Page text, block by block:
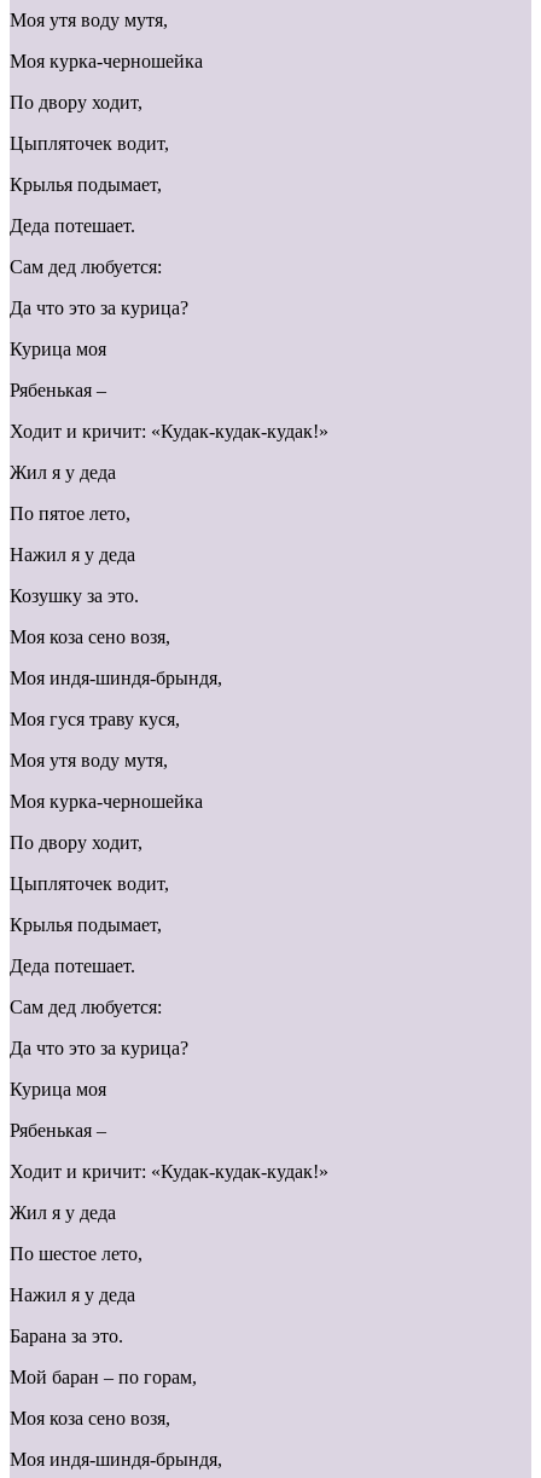
Моя утя воду мутя,
Моя курка-черношейка
По двору ходит,
Цыпляточек водит,
Крылья подымает,
Деда потешает.
Сам дед любуется:
Да что это за курица?
Курица моя
Рябенькая –
Ходит и кричит: «Кудак-кудак-кудак!»
Жил я у деда
По пятое лето,
Нажил я у деда
Козушку за это.
Моя коза сено возя,
Моя индя-шиндя-брындя,
Моя гуся траву куся,
Моя утя воду мутя,
Моя курка-черношейка
По двору ходит,
Цыпляточек водит,
Крылья подымает,
Деда потешает.
Сам дед любуется:
Да что это за курица?
Курица моя
Рябенькая –
Ходит и кричит: «Кудак-кудак-кудак!»
Жил я у деда
По шестое лето,
Нажил я у деда
Барана за это.
Мой баран – по горам,
Моя коза сено возя,
Моя индя-шиндя-брындя,